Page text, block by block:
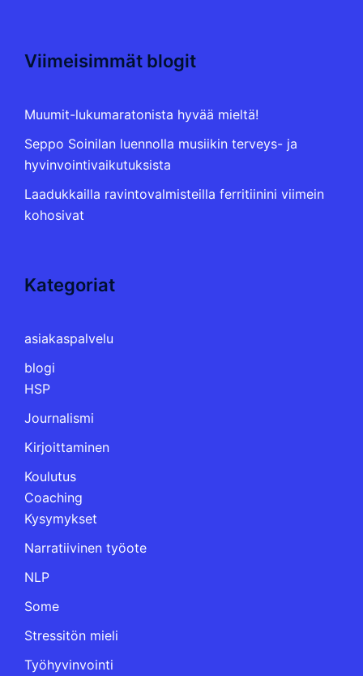
Viimeisimmät blogit
Muumit-lukumaratonista hyvää mieltä!
Seppo Soinilan luennolla musiikin terveys- ja
hyvinvointivaikutuksista
Laadukkailla ravintovalmisteilla ferritiinini viimein
kohosivat
Kategoriat
asiakaspalvelu
blogi
HSP
Journalismi
Kirjoittaminen
Koulutus
Coaching
Kysymykset
Narratiivinen työote
NLP
Some
Stressitön mieli
Työhyvinvointi